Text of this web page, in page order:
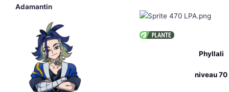
Adamantin
Phyllali
niveau 70